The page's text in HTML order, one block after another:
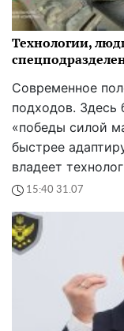
Технологии,
Современное
подходов. Здесь
«победы силой
быстрее
владеет
15:40 31.07